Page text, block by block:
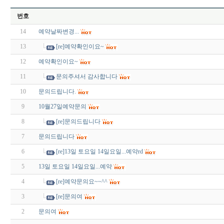
번호
14 예약날짜변경...
13 [re]예약확인이요~
12 예약확인이요~
11 문의주셔서 감사합니다
10 문의드립니다.
9 10월27일예약문의
8 [re]문의드립니다
7 문의드립니다
6 [re]13일 토요일 14일요일...예약rd
5 13일 토요일 14일요일...예약
4 [re]예약문의요~~^^
3 [re]문의여
2 문의여